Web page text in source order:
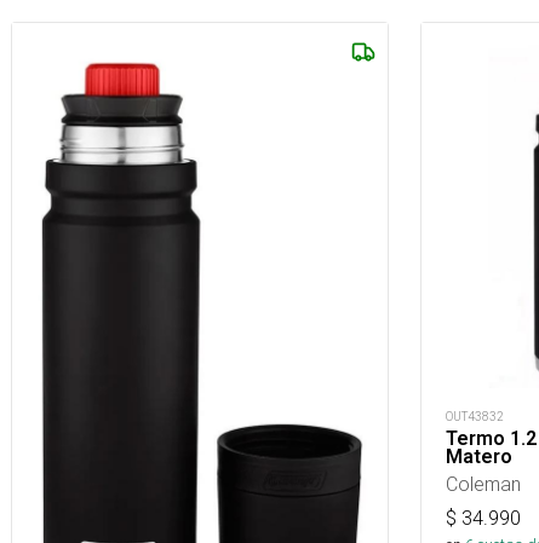
OUT43832
Termo
Matero
Coleman
$ 34.990